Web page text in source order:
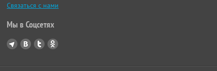
Связаться с нами
Мы в Соцсетях